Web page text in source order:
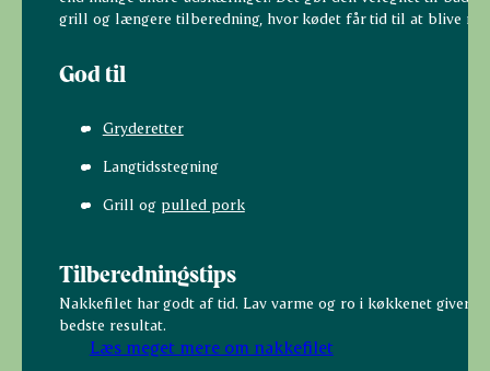
grill og længere tilberedning, hvor kødet får tid til at blive
God til
Gryderetter
Langtidsstegning
Grill og pulled pork
Tilberedningstips
Nakkefilet har godt af tid. Lav varme og ro i køkkenet giver
bedste resultat.
Læs meget mere om nakkefilet